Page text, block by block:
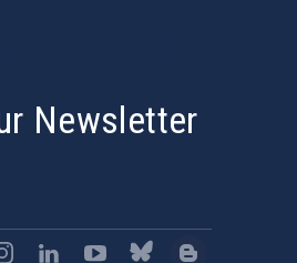
Newsletter